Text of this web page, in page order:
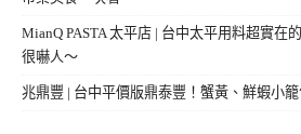
MianQ PASTA 太平店 | 台中太平用料超實在
很嚇人～
兆鼎豐 | 台中平價版鼎泰豐！蟹黃、鮮蝦小